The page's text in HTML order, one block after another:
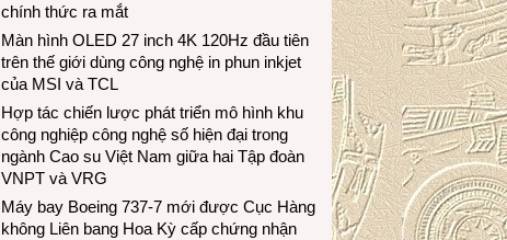
chính thức ra mắt
Màn hình OLED 27 inch 4K 120Hz đầu tiên
trên thế giới dùng công nghệ in phun inkjet
của MSI và TCL
Hợp tác chiến lược phát triển mô hình khu
công nghiệp công nghệ số hiện đại trong
ngành Cao su Việt Nam giữa hai Tập đoàn
VNPT và VRG
Máy bay Boeing 737-7 mới được Cục Hàng
không Liên bang Hoa Kỳ cấp chứng nhận